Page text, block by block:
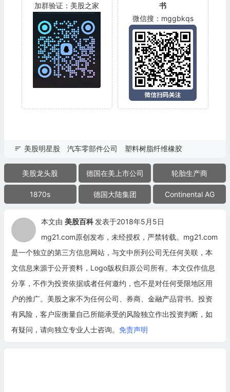
加群验证：美股之家
书
微信搜：mggbkqs
美股明星股 汽车零部件公司 塑料树脂纤维橡胶
美股龙头股 德国在美上市公司 轮胎生产商
1870s 德国大陆集团 Continental AG
本文由 美股百科 发表于2018年5月5日
mg21.com原创发布，未经授权，严禁转载。mg21.com
是一个独立的第三方信息网站，与文中所列公司无任何关联，本
文信息来源于公开资料，Logo版权归原公司所有。本文仅作信息
分享，不作为投资依据或者任何邀约，也不是对任何受限地区用
户的推广。美股之家不为任何公司、券商、金融产品背书。投资
有风险，客户应衡量自己所能承受的风险独立作出投资判断，如
有疑问，请向独立专业人士咨询。 免责声明